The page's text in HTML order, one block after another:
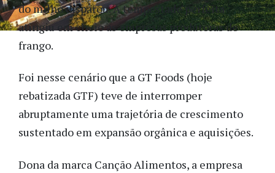
do milho disparou. A tempestade perfeita
atingiu em cheio as empresas produtoras de
frango.
Foi nesse cenário que a GT Foods (hoje
rebatizada GTF) teve de interromper
abruptamente uma trajetória de crescimento
sustentado em expansão orgânica e aquisições.
Dona da marca Canção Alimentos, a empresa